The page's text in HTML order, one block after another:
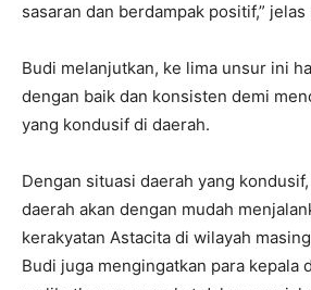
sasaran dan berdampak positif,” jelas
Budi melanjutkan, ke lima unsur ini
dengan baik dan konsisten demi
yang kondusif di daerah.
Dengan situasi daerah yang
daerah akan dengan mudah
kerakyatan Astacita di wilayah
Budi juga mengingatkan para kepala